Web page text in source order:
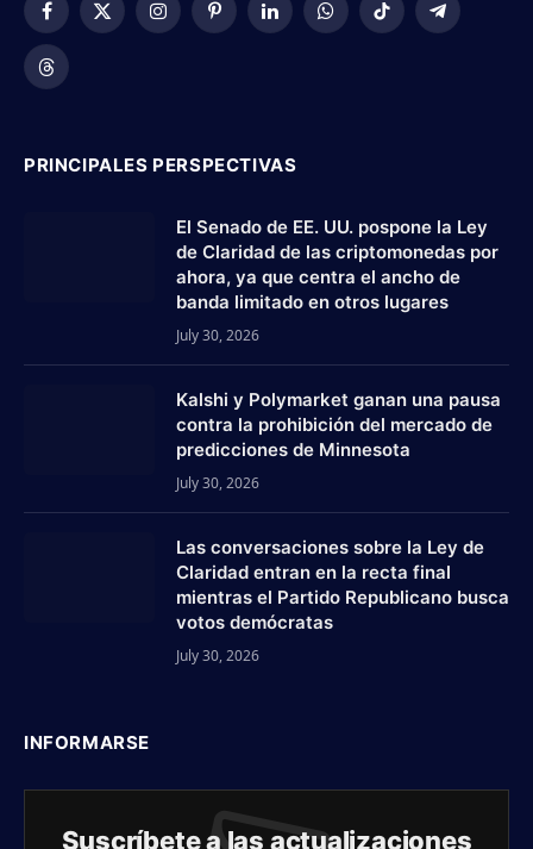
Facebook
X
InstagramPinterestLinkedInWhatsApp
TikTok Telegram
Threads
PRINCIPALES PERSPECTIVAS
El Senado de EE. UU. pospone la Ley
de Claridad de las criptomonedas por
ahora, ya que centra el ancho de
banda limitado en otros lugares
July 30, 2026
Kalshi y Polymarket ganan una pausa
contra la prohibición del mercado de
predicciones de Minnesota
July 30, 2026
Las conversaciones sobre la Ley de
Claridad entran en la recta final
mientras el Partido Republicano busca
votos demócratas
July 30, 2026
INFORMARSE
Suscríbete a las actualizaciones